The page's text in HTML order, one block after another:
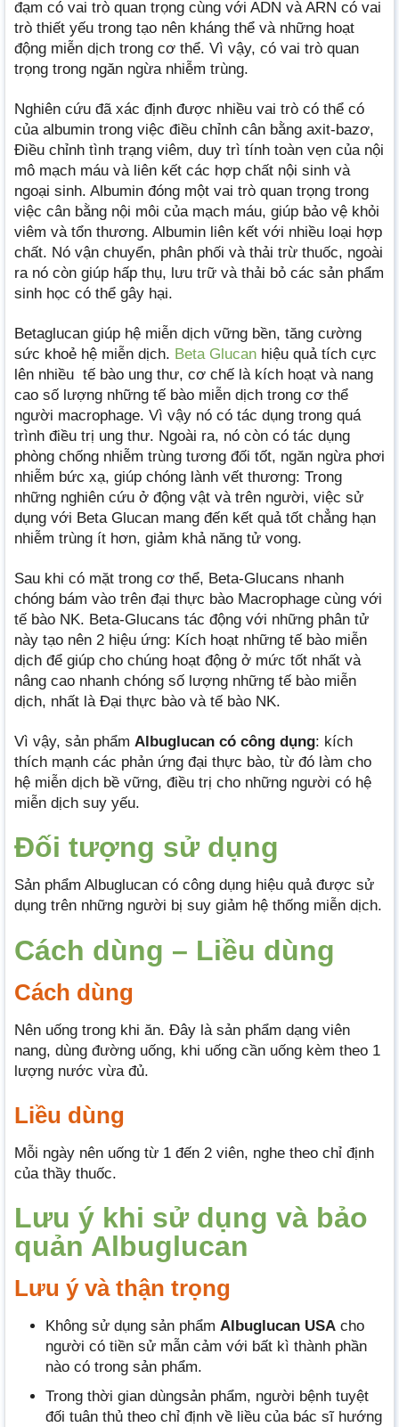
đạm có vai trò quan trọng cùng với ADN và ARN có vai
trò thiết yếu trong tạo nên kháng thể và những hoạt
động miễn dịch trong cơ thể. Vì vậy, có vai trò quan
trọng trong ngăn ngừa nhiễm trùng.
Nghiên cứu đã xác định được nhiều vai trò có thể có
của albumin trong việc điều chỉnh cân bằng axit-bazơ,
Điều chỉnh tình trạng viêm, duy trì tính toàn vẹn của nội
mô mạch máu và liên kết các hợp chất nội sinh và
ngoại sinh. Albumin đóng một vai trò quan trọng trong
việc cân bằng nội môi của mạch máu, giúp bảo vệ khỏi
viêm và tổn thương. Albumin liên kết với nhiều loại hợp
chất. Nó vận chuyển, phân phối và thải trừ thuốc, ngoài
ra nó còn giúp hấp thụ, lưu trữ và thải bỏ các sản phẩm
sinh học có thể gây hại.
Betaglucan giúp hệ miễn dịch vững bền, tăng cường
sức khoẻ hệ miễn dịch. Beta Glucan hiệu quả tích cực
lên nhiều tế bào ung thư, cơ chế là kích hoạt và nang
cao số lượng những tế bào miễn dịch trong cơ thể
người macrophage. Vì vậy nó có tác dụng trong quá
trình điều trị ung thư. Ngoài ra, nó còn có tác dụng
phòng chống nhiễm trùng tương đối tốt, ngăn ngừa phơi
nhiễm bức xạ, giúp chóng lành vết thương: Trong
những nghiên cứu ở động vật và trên người, việc sử
dụng với Beta Glucan mang đến kết quả tốt chẳng hạn
nhiễm trùng ít hơn, giảm khả năng tử vong.
Sau khi có mặt trong cơ thể, Beta-Glucans nhanh
chóng bám vào trên đại thực bào Macrophage cùng với
tế bào NK. Beta-Glucans tác động với những phân tử
này tạo nên 2 hiệu ứng: Kích hoạt những tế bào miễn
dịch để giúp cho chúng hoạt động ở mức tốt nhất và
nâng cao nhanh chóng số lượng những tế bào miễn
dịch, nhất là Đại thực bào và tế bào NK.
Vì vậy, sản phẩm Albuglucan có công dụng: kích
thích mạnh các phản ứng đại thực bào, từ đó làm cho
hệ miễn dịch bề vững, điều trị cho những người có hệ
miễn dịch suy yếu.
Đối tượng sử dụng
Sản phẩm Albuglucan có công dụng hiệu quả được sử
dụng trên những người bị suy giảm hệ thống miễn dịch.
Cách dùng – Liều dùng
Cách dùng
Nên uống trong khi ăn. Đây là sản phẩm dạng viên
nang, dùng đường uống, khi uống cần uống kèm theo 1
lượng nước vừa đủ.
Liều dùng
Mỗi ngày nên uống từ 1 đến 2 viên, nghe theo chỉ định
của thầy thuốc.
Lưu ý khi sử dụng và bảo
quản Albuglucan
Lưu ý và thận trọng
Không sử dụng sản phẩm Albuglucan USA cho
người có tiền sử mẫn cảm với bất kì thành phần
nào có trong sản phẩm.
Trong thời gian dùngsản phẩm, người bệnh tuyệt
đối tuân thủ theo chỉ định về liều của bác sĩ hướng